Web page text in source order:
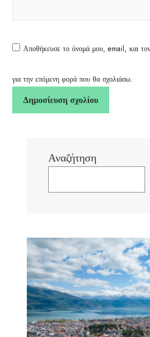
Αποθήκευσε το όνομά μου, email, και
για την επόμενη φορά που θα σχολιάσω.
Αναζήτηση